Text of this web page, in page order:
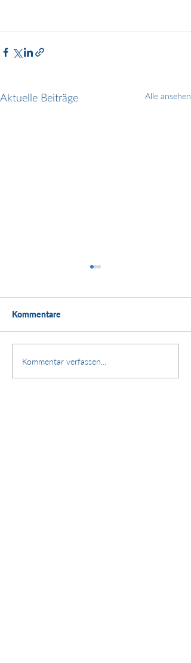
Aktuelle Beiträge Alle ansehen
Stärken. Zusammenhalt.
Zukunft.
Kommentare
Kommentar verfassen...